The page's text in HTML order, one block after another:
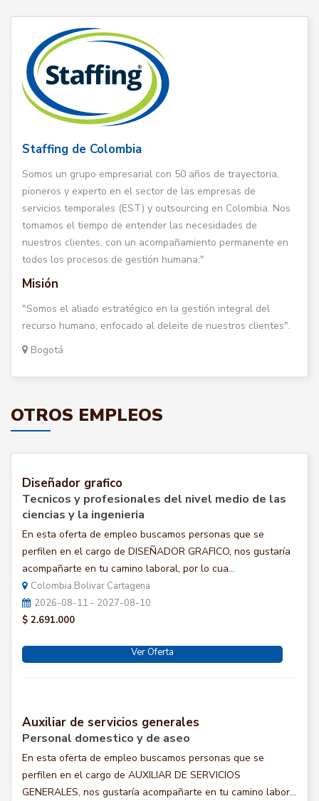
Staffing de Colombia
Somos un grupo empresarial con 50 años de trayectoria,
pioneros y experto en el sector de las empresas de
servicios temporales (EST) y outsourcing en Colombia. Nos
tomamos el tiempo de entender las necesidades de
nuestros clientes, con un acompañamiento permanente en
todos los procesos de gestión humana."
Misión
"Somos el aliado estratégico en la gestión integral del
recurso humano, enfocado al deleite de nuestros clientes".
Bogotá
OTROS EMPLEOS
Diseñador grafico
Tecnicos y profesionales del nivel medio de las
ciencias y la ingenieria
En esta oferta de empleo buscamos personas que se
perfilen en el cargo de DISEÑADOR GRAFICO, nos gustaría
acompañarte en tu camino laboral, por lo cua...
Colombia Bolivar Cartagena
2026-08-11 - 2027-08-10
$ 2.691.000
Ver Oferta
Auxiliar de servicios generales
Personal domestico y de aseo
En esta oferta de empleo buscamos personas que se
perfilen en el cargo de AUXILIAR DE SERVICIOS
GENERALES, nos gustaría acompañarte en tu camino labor...